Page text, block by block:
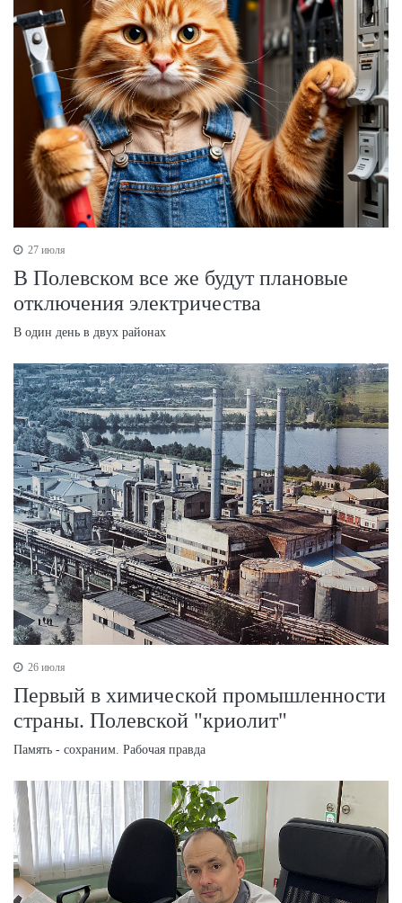
27 июля
В Полевском все же будут плановые
отключения электричества
В один день в двух районах
26 июля
Первый в химической промышленности
страны. Полевской "криолит"
Память - сохраним. Рабочая правда